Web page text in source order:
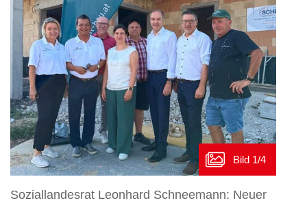
Soziallandesrat Leonhard Schneemann: Neuer